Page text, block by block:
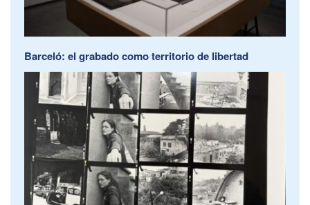
Barceló: el grabado como territorio de libertad